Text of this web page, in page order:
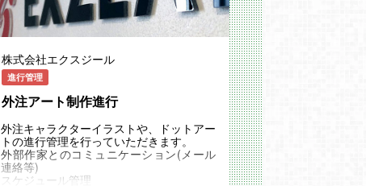
株式会社エクスジール
進行管理
外注アート制作進行
外注キャラクターイラストや、ドットアー
トの進行管理を行っていただきます。
外部作家とのコミュニケーション(メール
連絡等)
スケジュール管理